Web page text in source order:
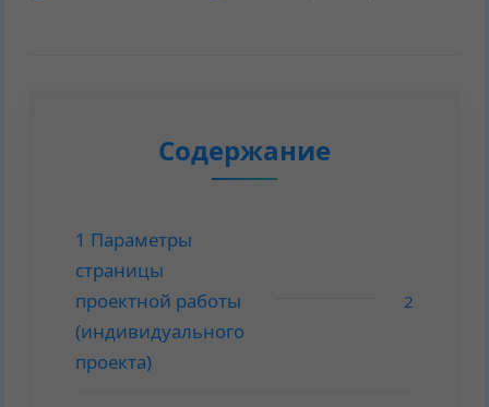
Содержание
1 Параметры
страницы
проектной работы
(индивидуального
проекта)
2